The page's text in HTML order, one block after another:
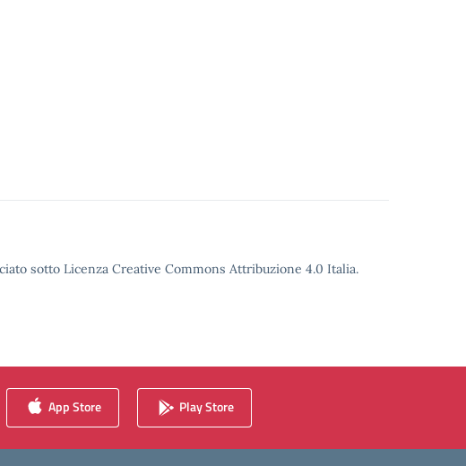
sotto Licenza Creative Commons Attribuzione 4.0 Italia.
App Store Play Store